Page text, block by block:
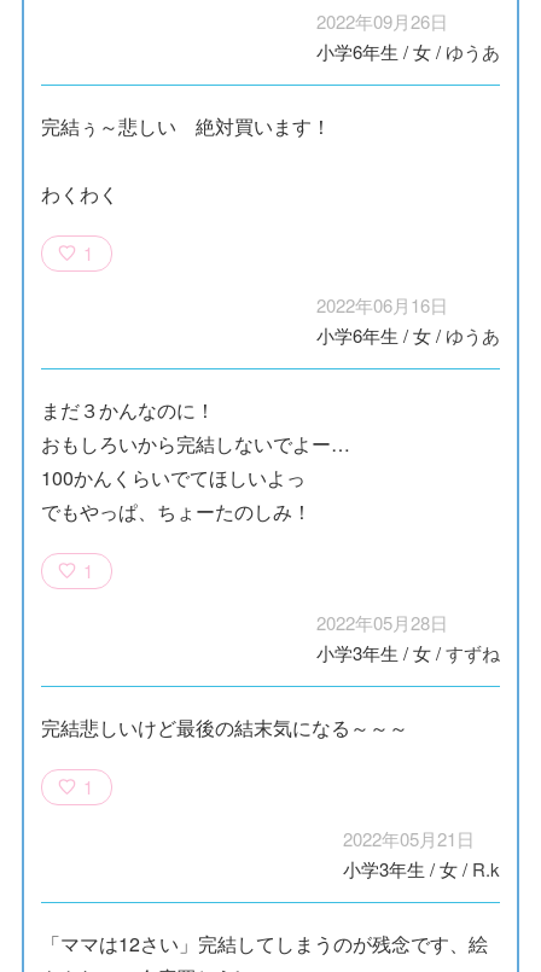
2022年09月26日
小学6年生 /女/ ゆうあ
完結ぅ～悲しい 絶対買います！
わくわく
1
2022年06月16日
小学6年生 /女/ ゆうあ
まだ３かんなのに！
おもしろいから完結しないでよー…
100かんくらいでてほしいよっ
でもやっぱ、ちょーたのしみ！
1
2022年05月28日
小学3年生 /女/すずね
完結悲しいけど最後の結末気になる～～～
1
2022年05月21日
小学3年生 /女/ R.k
「ママは12さい」完結してしまうのが残念です、絵